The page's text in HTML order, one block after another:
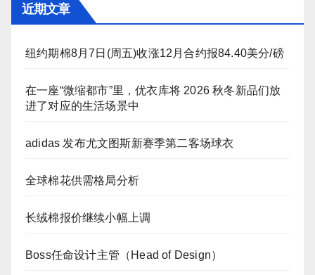
近期文章
纽约期棉8月7日(周五)收涨12月合约报84.40美分/磅
在一座“微缩都市”里，优衣库将 2026 秋冬新品们放
进了对应的生活场景中
adidas 发布尤文图斯新赛季第二客场球衣
全球棉花供需格局分析
长绒棉报价继续小幅上调
Boss任命设计主管（Head of Design）